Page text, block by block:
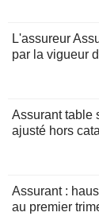
L'assureur
par la vigueur
Assurant table
ajusté hors
Assurant :
au premier